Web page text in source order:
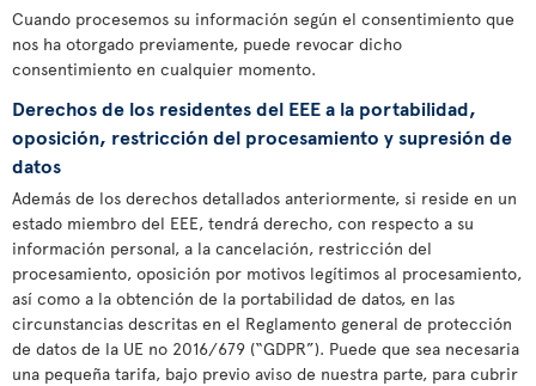
Cuando procesemos su información según el consentimiento que
nos ha otorgado previamente, puede revocar dicho
consentimiento en cualquier momento.
Derechos de los residentes del EEE a la portabilidad,
oposición, restricción del procesamiento y supresión de
datos
Además de los derechos detallados anteriormente, si reside en un
estado miembro del EEE, tendrá derecho, con respecto a su
información personal, a la cancelación, restricción del
procesamiento, oposición por motivos legítimos al procesamiento,
así como a la obtención de la portabilidad de datos, en las
circunstancias descritas en el Reglamento general de protección
de datos de la UE no 2016/679 (“GDPR”). Puede que sea necesaria
una pequeña tarifa, bajo previo aviso de nuestra parte, para cubrir